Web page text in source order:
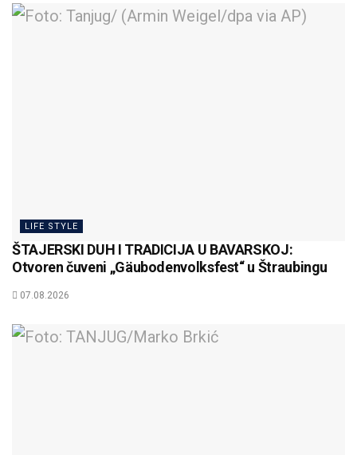
LIFE STYLE
ŠTAJERSKI DUH I TRADICIJA U BAVARSKOJ:
Otvoren čuveni „Gäubodenvolksfest“ u Štraubingu
07.08.2026